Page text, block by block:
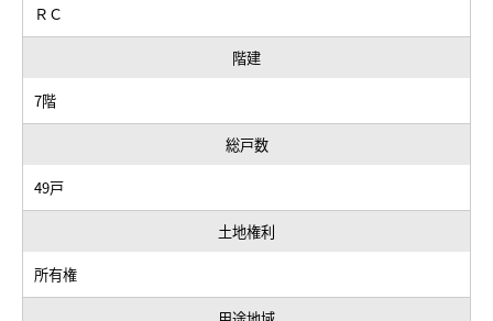
ＲＣ
階建
7階
総戸数
49戸
土地権利
所有権